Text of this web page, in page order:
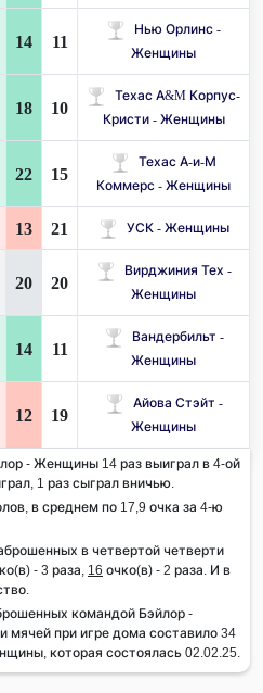
14 11
Нью Орлинс -
Женщины
18 10
Техас A&M Корпус-
Кристи - Женщины
22 15
Техас А-и-М
Коммерс - Женщины
13 21 УСК - Женщины
20 20
Вирджиния Тех -
Женщины
14 11
Вандербильт -
Женщины
12 19
Айова Стэйт -
Женщины
- Женщины 14 раз выиграл в 4-ой
1 раз сыграл вничью.
в среднем по 17,9 очка за 4-ю
в четвертой четверти
- 3 раза, 16 очко(в) - 2 раза. И в
командой Бэйлор -
при игре дома составило 34
которая состоялась 02.02.25.